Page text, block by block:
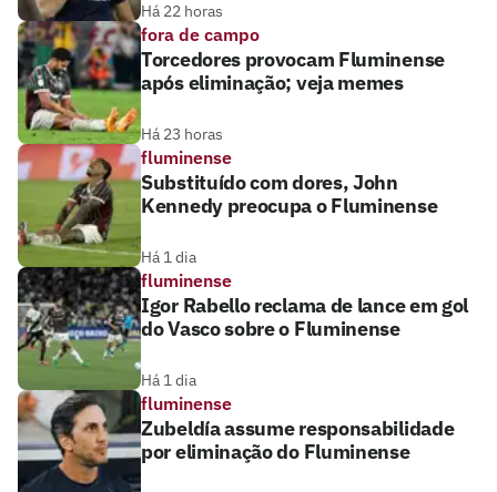
Há 22 horas
fora de campo
Torcedores provocam Fluminense
após eliminação; veja memes
Há 23 horas
fluminense
Substituído com dores, John
Kennedy preocupa o Fluminense
Há 1 dia
fluminense
Igor Rabello reclama de lance em gol
do Vasco sobre o Fluminense
Há 1 dia
fluminense
Zubeldía assume responsabilidade
por eliminação do Fluminense